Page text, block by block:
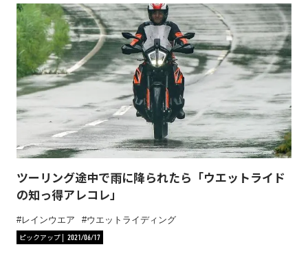
ツーリング途中で雨に降られたら「ウエットライド
の知っ得アレコレ」
レインウエア
ウエットライディング
ピックアップ
2021/06/17